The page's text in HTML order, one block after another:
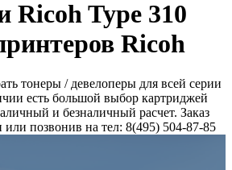
Ricoh Type 310
Ricoh
тонеры / девелоперы для всей серии
есть большой выбор картриджей
и безналичный расчет. Заказ
позвонив на тел: 8(495) 504-87-85